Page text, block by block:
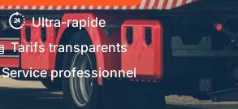
Ultra-rapide
Tarifs transparents
Service professionnel